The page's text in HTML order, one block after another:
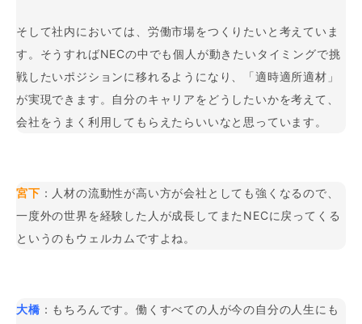
そして社内においては、労働市場をつくりたいと考えていま
す。そうすればNECの中でも個人が動きたいタイミングで挑
戦したいポジションに移れるようになり、「適時適所適材」
が実現できます。自分のキャリアをどうしたいかを考えて、
会社をうまく利用してもらえたらいいなと思っています。
宮下 ：人材の流動性が高い方が会社としても強くなるので、
一度外の世界を経験した人が成長してまたNECに戻ってくる
というのもウェルカムですよね。
大橋 ：もちろんです。働くすべての人が今の自分の人生にも